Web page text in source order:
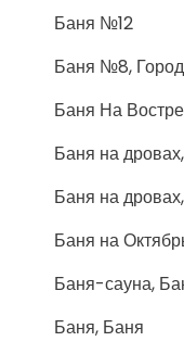
Баня №12
Баня №8,
Баня На
Баня на
Баня на
Баня на
Баня-сауна,
Баня, Баня